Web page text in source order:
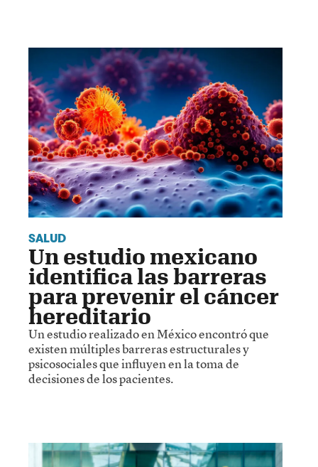
SALUD
Un estudio mexicano
identifica las barreras
para prevenir el cáncer
hereditario
Un estudio realizado en México encontró que
existen múltiples barreras estructurales y
psicosociales que influyen en la toma de
decisiones de los pacientes.